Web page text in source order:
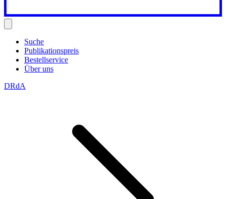
Suche
Publikationspreis
Bestellservice
Über uns
DRdA